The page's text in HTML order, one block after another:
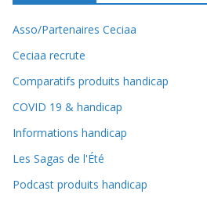
Asso/Partenaires Ceciaa
Ceciaa recrute
Comparatifs produits handicap
COVID 19 & handicap
Informations handicap
Les Sagas de l'Été
Podcast produits handicap